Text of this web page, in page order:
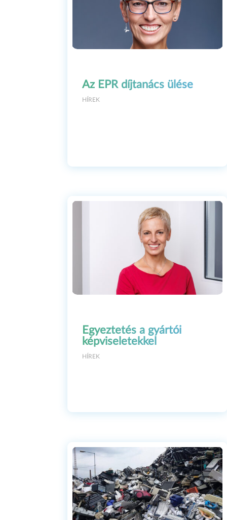
Az EPR díjtanács ülése
HÍREK
Egyeztetés a gyártói
képviseletekkel
HÍREK
Fanni
the
One beautiful autumn
among the many official
film director called
the Oscar trophy
the film if Paolo and
how I could “sell” a
European, strictly
worded again at least
indicated that he really
by video conference.
hearts, Oscar
and, of course,
this was a great idea, a